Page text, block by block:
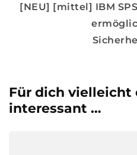
[NEU] [mittel] IBM
Für dich vielleicht
interessant …